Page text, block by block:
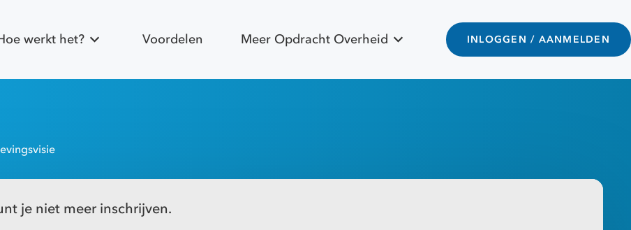
werkt het? Voordelen Meer Opdracht Overheid INLOGGEN / AANMELDEN
je niet meer inschrijven.